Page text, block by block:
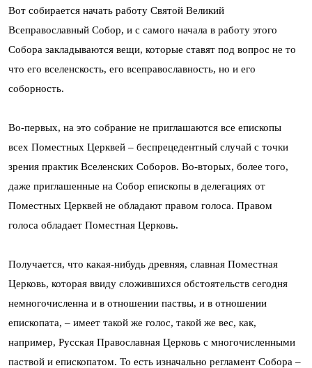
Вот собирается начать работу Святой Великий
Всеправославный Собор, и с самого начала в работу этого
Собора закладываются вещи, которые ставят под вопрос не то
что его вселенскость, его всеправославность, но и его
соборность.
Во-первых, на это собрание не приглашаются все епископы
всех Поместных Церквей – беспрецедентный случай с точки
зрения практик Вселенских Соборов. Во-вторых, более того,
даже приглашенные на Собор епископы в делегациях от
Поместных Церквей не обладают правом голоса. Правом
голоса обладает Поместная Церковь.
Получается, что какая-нибудь древняя, славная Поместная
Церковь, которая ввиду сложившихся обстоятельств сегодня
немногочисленна и в отношении паствы, и в отношении
епископата, – имеет такой же голос, такой же вес, как,
например, Русская Православная Церковь с многочисленными
паствой и епископатом. То есть изначально регламент Собора –